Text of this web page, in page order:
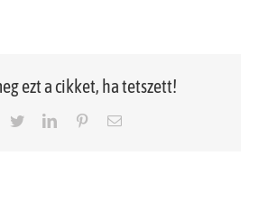
ezt a cikket, ha tetszett!
TwitterLinkedInPinterestEmail